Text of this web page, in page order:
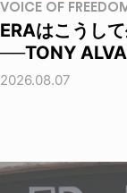
VOICE OF
ERAはこうし
──TONY
2026.08.07